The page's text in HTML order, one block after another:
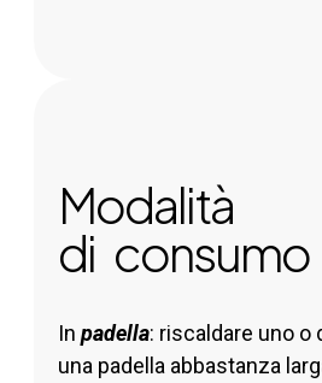
Modalità
di consumo
In padella: riscaldare uno o
una padella abbastanza